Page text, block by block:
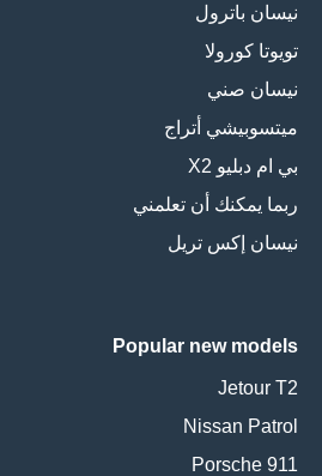
نيسان باترول
تويوتا كورولا
نيسان صني
ميتسوبيشي أتراج
بي ام دبليو X2
ربما يمكنك أن تعلمني
نيسان إكس تريل
Popular new models
Jetour T2
Nissan Patrol
Porsche 911